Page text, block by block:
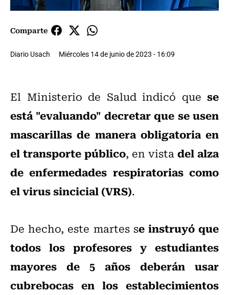
Comparte
Diario Usach Miércoles 14 de junio de 2023 - 16:09
El Ministerio de Salud indicó que se
está "evaluando" decretar que se usen
mascarillas de manera obligatoria en
el transporte público, en vistadel alza
de enfermedades respiratorias como
el virus sincicial (VRS).
De hecho, este martes se instruyó que
todos los profesores y estudiantes
mayores de 5 años deberán usar
cubrebocas en los establecimientos